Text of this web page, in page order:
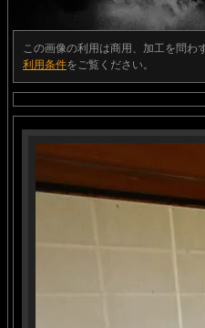
この画像の利用は商用、加工を問わ
利用条件をご覧ください。